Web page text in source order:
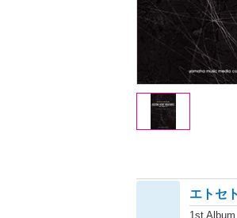
エトセ
1st